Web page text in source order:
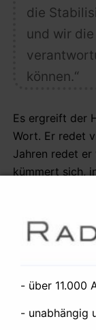
die
und wir
können.“
Es ergreift der
Wort. Er redet
Jahren redet er
kümmert sich,
„Die
immer
Terror
- über 11.000
- unabhängig